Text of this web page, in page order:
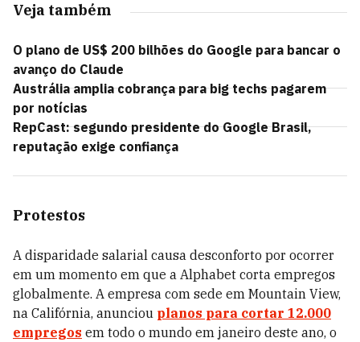
Veja também
O plano de US$ 200 bilhões do Google para bancar o
avanço do Claude
Austrália amplia cobrança para big techs pagarem
por notícias
RepCast: segundo presidente do Google Brasil,
reputação exige confiança
Protestos
A disparidade salarial causa desconforto por ocorrer
em um momento em que a Alphabet corta empregos
globalmente. A empresa com sede em Mountain View,
na Califórnia, anunciou planos para cortar 12.000
empregos em todo o mundo em janeiro deste ano, o